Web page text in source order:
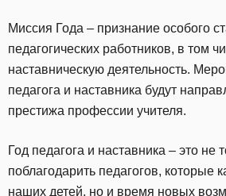
Миссия Года – признание особого
педагогических работников, в том
наставническую деятельность.
педагога и наставника будут
престижа профессии учителя.
Год педагога и наставника – это не
поблагодарить педагогов, которые
наших детей, но и время новых